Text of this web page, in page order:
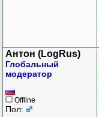
Антон (LogRus)
Глобальный
модератор
Offline
Пол: